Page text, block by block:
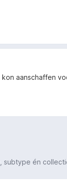
aanschaffen
subtype én